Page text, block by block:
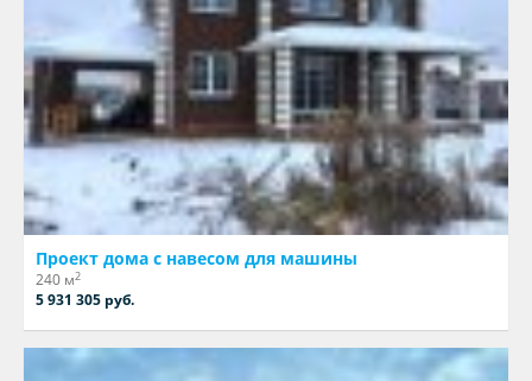
Проект дома с навесом для машины
240 м2
5 931 305 руб.